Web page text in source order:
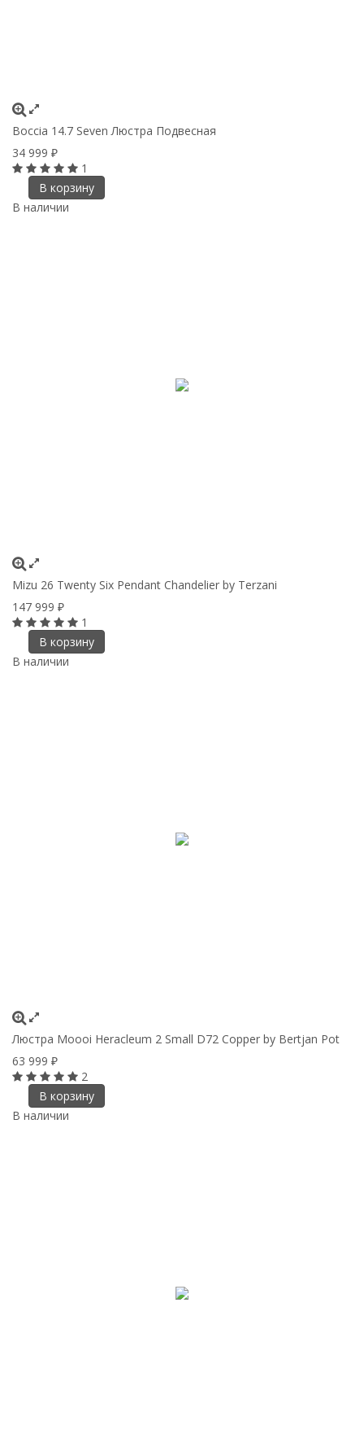
Boccia 14.7 Seven Люстра Подвесная
34 999 ₽
1
В корзину
В наличии
Mizu 26 Twenty Six Pendant Chandelier by Terzani
147 999 ₽
1
В корзину
В наличии
Люстра Moooi Heracleum 2 Small D72 Copper by Bertjan Pot
63 999 ₽
2
В корзину
В наличии